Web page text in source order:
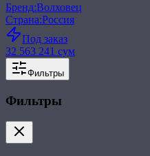
Бренд:Волховец
Страна:Россия
Под заказ
32 563 241 сум
Фильтры
Фильтры